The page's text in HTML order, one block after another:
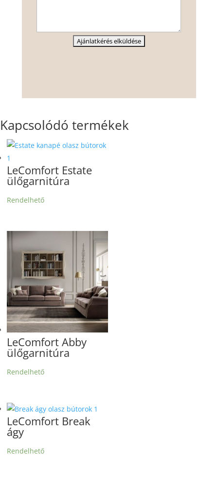
Kapcsolódó termékek
LeComfort Estate
ülőgarnitúra
Rendelhető
LeComfort Abby
ülőgarnitúra
Rendelhető
LeComfort Break
ágy
Rendelhető